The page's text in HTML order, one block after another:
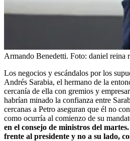
Armando Benedetti. Foto: daniel reina
Los negocios y escándalos por los
Andrés Sarabia, el hermano de la
cercanía de ella con gremios y
habrían minado la confianza entre
cercanas a Petro aseguran que él no
como ocurría al comienzo de su
en el consejo de ministros del
frente al presidente y no a su lado,